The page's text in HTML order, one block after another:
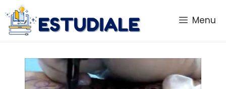
Saltar
al
contenido
Menu